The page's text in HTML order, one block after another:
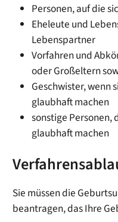
Personen, auf die
Eheleute und
Lebenspartner
Vorfahren und
oder Großeltern
Geschwister, wenn
glaubhaft machen
sonstige Personen,
glaubhaft machen
Sie müssen die
beantragen, das Ihre